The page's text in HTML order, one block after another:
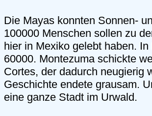
Die Mayas konnten Sonnen-
100000 Menschen sollen zu
hier in Mexiko gelebt haben.
60000. Montezuma schickte
Cortes, der dadurch neugierig
Geschichte endete grausam.
eine ganze Stadt im Urwald.